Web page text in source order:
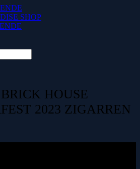
SHOP
HOUSE
2023 ZIGARREN